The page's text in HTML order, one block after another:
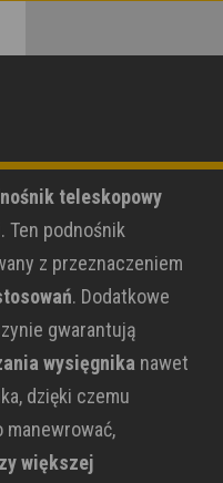
teleskopowy
. Ten podnośnik
z przeznaczeniem
. Dodatkowe
gwarantują
wysięgnika nawet
dzięki czemu
manewrować,
większej